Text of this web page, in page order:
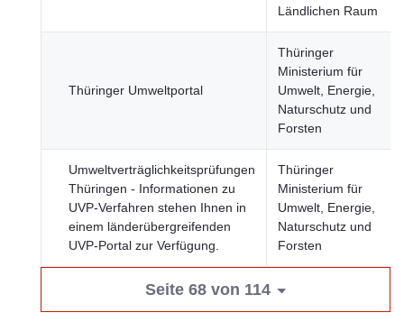
Ländlichen Raum
Thüringer Umweltportal
Thüringer
Ministerium für
Umwelt, Energie,
Naturschutz und
Forsten
Umweltverträglichkeitsprüfungen
Thüringen - Informationen zu
UVP-Verfahren stehen Ihnen in
einem länderübergreifenden
UVP-Portal zur Verfügung.
Thüringer
Ministerium für
Umwelt, Energie,
Naturschutz und
Forsten
Seite 68 von 114